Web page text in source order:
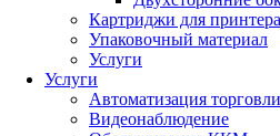
Картриджи для принтера
Упаковочный материал
Услуги
Услуги
Автоматизация торговли
Видеонаблюдение